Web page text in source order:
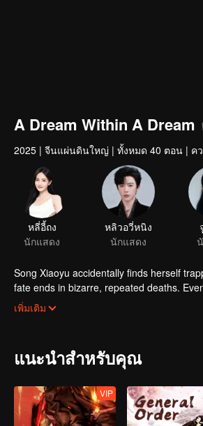
A Dream Within A Dream
2025 | จีนแผ่นดินใหญ่ | ทั้งหมด 40 ตอน | ค
หลี่อี้ถง
นักแสดง
หลิวอวี่หนิง
นักแสดง
Song Xiaoyu accidentally finds herself
fate ends in bizarre, repeated deaths.
lead. The series explores multiple
เพิ่มเติม
แนะนำสำหรับคุณ
VIP